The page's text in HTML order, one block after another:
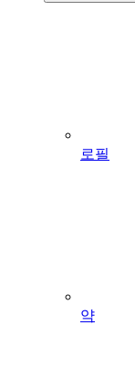
로필
약